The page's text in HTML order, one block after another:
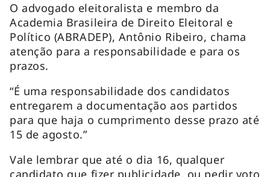
O advogado eleitoralista e membro da
Academia Brasileira de Direito Eleitoral e
Político (ABRADEP), Antônio Ribeiro, chama
atenção para a responsabilidade e para os
prazos.
“É uma responsabilidade dos candidatos
entregarem a documentação aos partidos
para que haja o cumprimento desse prazo até
15 de agosto.”
Vale lembrar que até o dia 16, qualquer
candidato que fizer publicidade, ou pedir voto